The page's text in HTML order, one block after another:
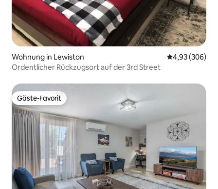
Wohnung in Lewiston
4,93 (306)
Ordentlicher Rückzugsort auf der 3rd Street
Gäste-Favorit
Gäste-Favorit